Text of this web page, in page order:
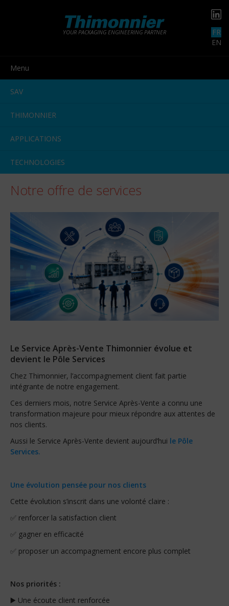
FR
EN
YOUR PACKAGING ENGINEERING PARTNER
Menu
SAV
THIMONNIER
APPLICATIONS
TECHNOLOGIES
Notre offre de services
Le Service Après-Vente Thimonnier évolue et
devient le Pôle Services
Chez Thimonnier, l’accompagnement client fait partie
intégrante de notre engagement.
Ces derniers mois, notre Service Après-Vente a connu une
transformation majeure pour mieux répondre aux attentes de
nos clients.
Aussi le Service Après-Vente devient aujourd’hui le Pôle
Services.
Une évolution pensée pour nos clients
Cette évolution s’inscrit dans une volonté claire :
✅ renforcer la satisfaction client
✅ gagner en efficacité
✅ proposer un accompagnement encore plus complet
Nos priorités :
▶️ Une écoute client renforcée